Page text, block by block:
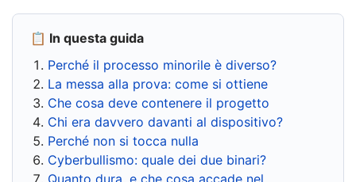
📋 In questa guida
Perché il processo minorile è diverso?
La messa alla prova: come si ottiene
Che cosa deve contenere il progetto
Chi era davvero davanti al dispositivo?
Perché non si tocca nulla
Cyberbullismo: quale dei due binari?
Quanto dura, e che cosa accade nel